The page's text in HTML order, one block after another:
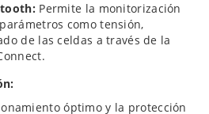
Permite la monitorización
como tensión,
de las celdas a través de la
óptimo y la protección